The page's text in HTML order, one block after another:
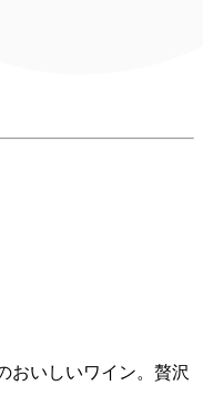
おいしいワイン。贅沢